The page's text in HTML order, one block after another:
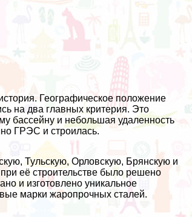
Географическое положение
на два главных критерия. Это
бассейну и небольшая удаленность
ГРЭС и строилась.
Тульскую, Орловскую, Брянскую и
её строительстве было решено
и изготовлено уникальное
марки жаропрочных сталей.